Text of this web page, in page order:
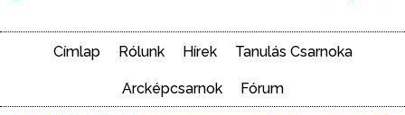
Címlap Rólunk Hírek Tanulás Csarnoka
Arcképcsarnok Fórum